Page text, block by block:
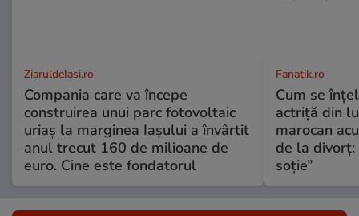
ZiaruldeIasi.ro
Compania care va începe
construirea unui parc fotovoltaic
uriaș la marginea Iașului a învârtit
anul trecut 160 de milioane de
euro. Cine este fondatorul
Fanatik.ro
Cum se
actriță din
marocan
de la divorț:
soție”